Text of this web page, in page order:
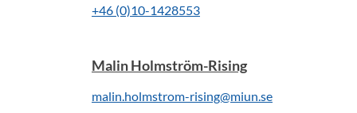
+46 (0)10-1428553
Malin Holmström-Rising
malin.holmstrom-rising@miun.se